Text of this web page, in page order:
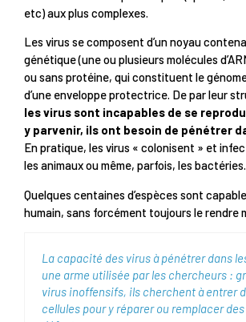
etc) aux plus complexes.
Les virus se composent d’un noyau
génétique (une ou plusieurs molécules
ou sans protéine, qui constituent le
d’une enveloppe protectrice. De par leur
les virus sont incapables de se
y parvenir, ils ont besoin de pénétrer
En pratique, les virus « colonisent » et
les animaux ou même, parfois, les bactéries.
Quelques centaines d’espèces sont
humain, sans forcément toujours le rendre
La capacité des virus à pénétrer dans
une arme utilisée par les chercheurs :
virus inoffensifs, ils cherchent à entrer
cellules pour y réparer ou remplacer